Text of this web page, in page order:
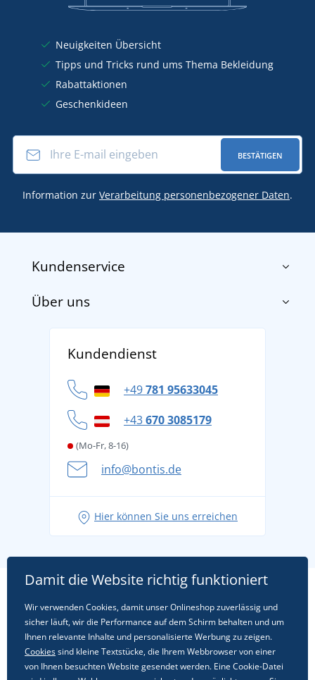
Neuigkeiten Übersicht
Tipps und Tricks rund ums Thema Bekleidung
Rabattaktionen
Geschenkideen
BESTÄTIGEN
Information zur Verarbeitung personenbezogener Daten.
Kundenservice
Impressum
Versand und Zahlung
Datenschutz
Cookie-Richtlinie
Über uns
Für Unternehmen und Organisationen
Kundendienst
+49781 95633045
+43670 3085179
(Mo-Fr, 8-16)
info@bontis.de
Hier können Sie uns erreichen
Damit die Website richtig funktioniert
Wir verwenden Cookies, damit unser Onlineshop zuverlässig und
sicher läuft, wir die Performance auf dem Schirm behalten und um
Ihnen relevante Inhalte und personalisierte Werbung zu zeigen.
Cookiessind kleine Textstücke, die Ihrem Webbrowser von einer
von Ihnen besuchten Website gesendet werden. Eine Cookie-Datei